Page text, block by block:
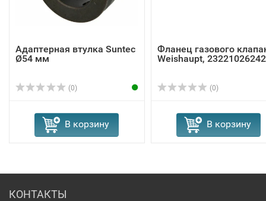
Адаптерная втулка Suntec
Ø54 мм
(0)
В корзину
Фланец газового
Weishaupt, 23221026242
(0)
В корзину
КОНТАКТЫ